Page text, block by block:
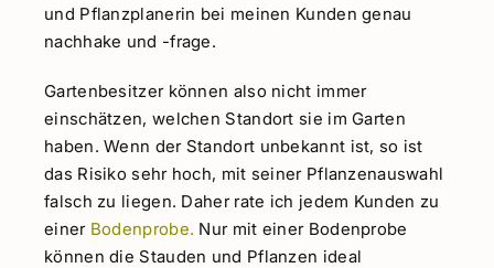
und Pflanzplanerin bei meinen Kunden genau
nachhake und -frage.
Gartenbesitzer können also nicht immer
einschätzen, welchen Standort sie im Garten
haben. Wenn der Standort unbekannt ist, so ist
das Risiko sehr hoch, mit seiner Pflanzenauswahl
falsch zu liegen. Daher rate ich jedem Kunden zu
einer Bodenprobe. Nur mit einer Bodenprobe
können die Stauden und Pflanzen ideal